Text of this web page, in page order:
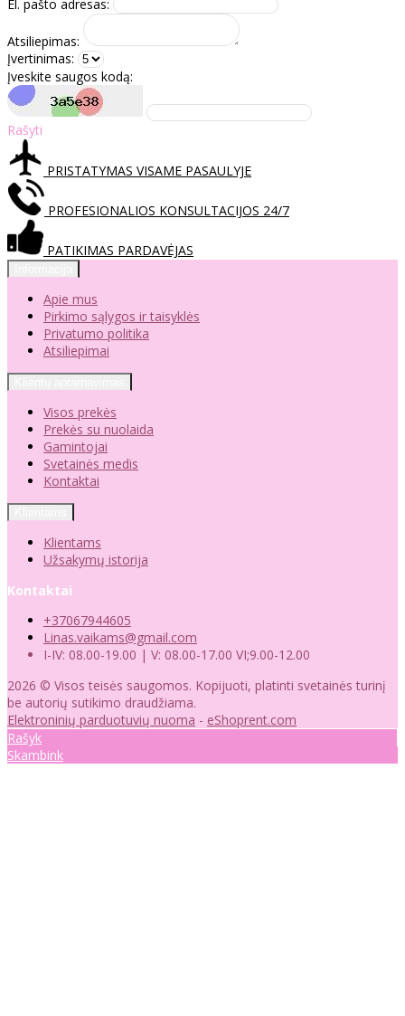
El. pašto adresas:
Atsiliepimas:
Įvertinimas:
Įveskite saugos kodą:
Rašyti
PRISTATYMAS VISAME PASAULYJE
PROFESIONALIOS KONSULTACIJOS 24/7
PATIKIMAS PARDAVĖJAS
Apie mus
Pirkimo sąlygos ir taisyklės
Privatumo politika
Atsiliepimai
Visos prekės
Prekės su nuolaida
Gamintojai
Svetainės medis
Kontaktai
Klientams
Užsakymų istorija
Kontaktai
+37067944605
Linas.vaikams@gmail.com
I-IV: 08.00-19.00 | V: 08.00-17.00 VI;9.00-12.00
2026 © Visos teisės saugomos. Kopijuoti, platinti svetainės turinį
be autorių sutikimo draudžiama.
Elektroninių parduotuvių nuoma - eShoprent.com
Rašyk
Skambink